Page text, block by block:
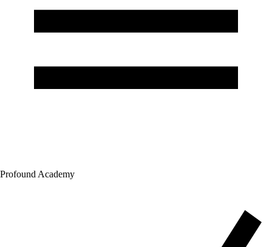
Profound Academy